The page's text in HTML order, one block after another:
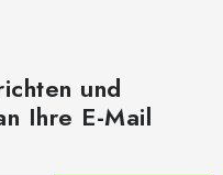
und
Ihre E-Mail